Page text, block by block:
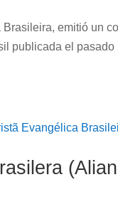
emitió un
publicada el pasado